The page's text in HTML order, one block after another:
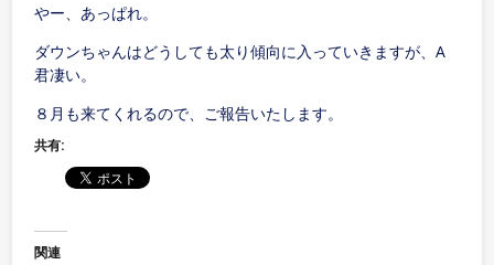
やー、あっぱれ。
ダウンちゃんはどうしても太り傾向に入っていきますが、A
君凄い。
８月も来てくれるので、ご報告いたします。
共有:
関連